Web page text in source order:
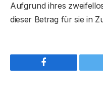
Aufgrund ihres
dieser Betrag für sie in
Facebook